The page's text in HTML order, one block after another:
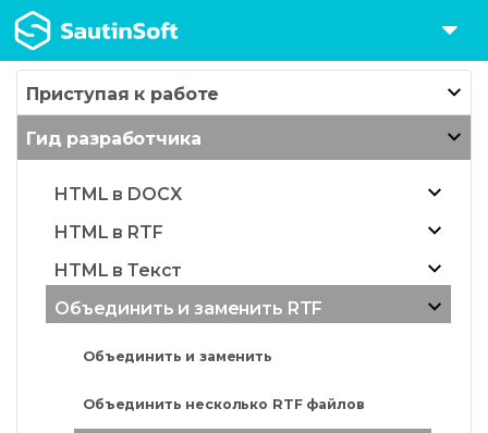
Приступая к работе
Гид разработчика
HTML в DOCX
HTML в RTF
HTML в Текст
Объединить и заменить RTF
Объединить и заменить
Объединить несколько RTF файлов